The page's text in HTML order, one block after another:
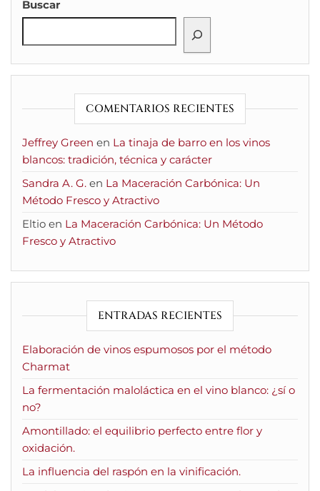
Buscar
COMENTARIOS RECIENTES
Jeffrey Green en La tinaja de barro en los vinos
blancos: tradición, técnica y carácter
Sandra A. G. en La Maceración Carbónica: Un
Método Fresco y Atractivo
Eltio en La Maceración Carbónica: Un Método
Fresco y Atractivo
ENTRADAS RECIENTES
Elaboración de vinos espumosos por el método
Charmat
La fermentación maloláctica en el vino blanco: ¿sí o
no?
Amontillado: el equilibrio perfecto entre flor y
oxidación.
La influencia del raspón en la vinificación.